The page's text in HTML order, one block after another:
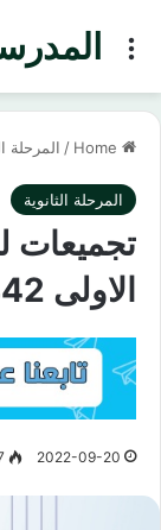
Menu
/ المرحلة
المرحلة الثانوية
تجميعات
الاولى 1442 هـ
2022-09-20